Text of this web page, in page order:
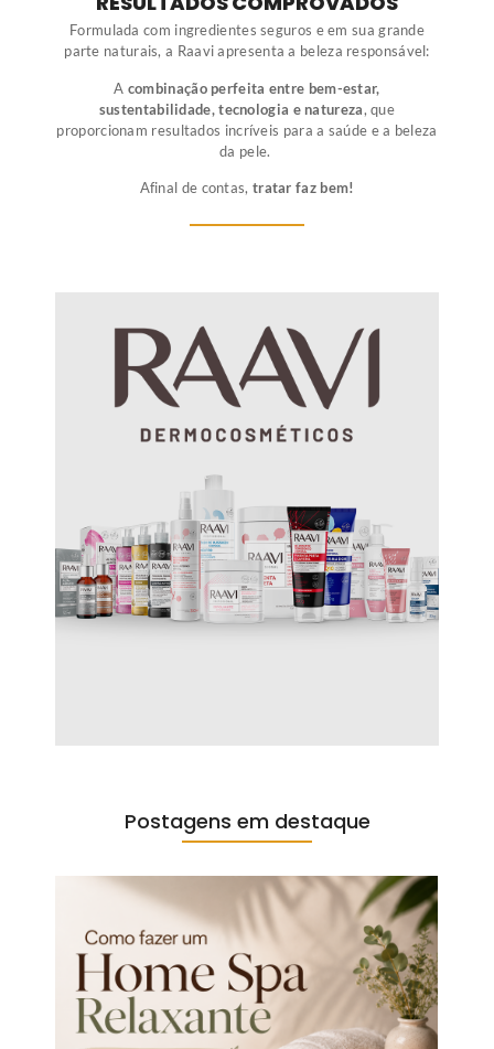
Formulada com ingredientes seguros e em sua grande
parte naturais, a Raavi apresenta a beleza responsável:
A combinação perfeita entre bem-estar,
sustentabilidade, tecnologia e natureza, que
proporcionam resultados incríveis para a saúde e a beleza
da pele.
Afinal de contas, tratar faz bem!
Postagens em destaque​